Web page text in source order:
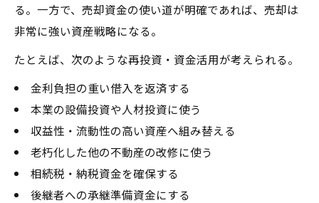
る。一方で、売却資金の使い道が明確であれば、売却は
非常に強い資産戦略になる。
たとえば、次のような再投資・資金活用が考えられる。
金利負担の重い借入を返済する
本業の設備投資や人材投資に使う
収益性・流動性の高い資産へ組み替える
老朽化した他の不動産の改修に使う
相続税・納税資金を確保する
後継者への承継準備資金にする